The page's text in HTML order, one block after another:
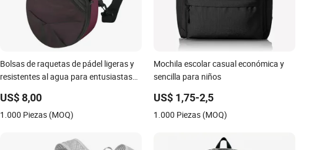
Bolsas de raquetas de pádel ligeras y
resistentes al agua para entusiastas
US$ 8,00
1.000 Piezas (MOQ)
Mochila escolar casual económica y
sencilla para niños
US$ 1,75-2,5
1.000 Piezas (MOQ)